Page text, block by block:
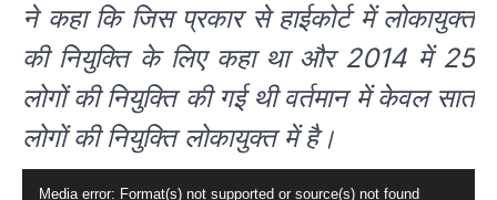
ने कहा कि जिस प्रकार से हाईकोर्ट में लोकायुक्त
की नियुक्ति के लिए कहा था और 2014 में 25
लोगों की नियुक्ति की गई थी वर्तमान में केवल सात
लोगों की नियुक्ति लोकायुक्त में है।
Media error: Format(s) not supported or source(s) not found